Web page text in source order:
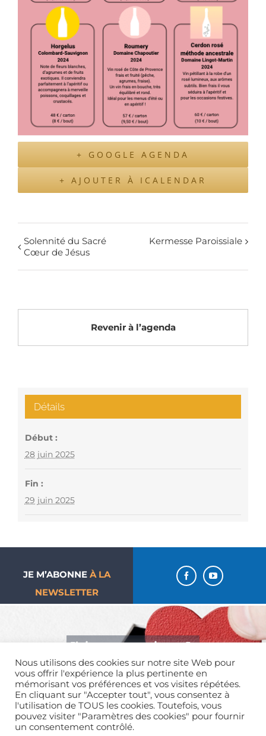
+ GOOGLE AGENDA
+ AJOUTER À ICALENDAR
Solennité du Sacré
Cœur de Jésus
Kermesse Paroissiale
Revenir à l’agenda
Détails
Début :
28 juin 2025
Fin :
29 juin 2025
JE M’ABONNE À LA
NEWSLETTER
J’aime ma paroisse… Je
donne !
Mentions légales| Tous droits réservés | 01 39 65 01 82
Nous utilisons des cookies sur notre site Web pour
vous offrir l'expérience la plus pertinente en
mémorisant vos préférences et vos visites répétées.
En cliquant sur "Accepter tout", vous consentez à
l'utilisation de TOUS les cookies. Toutefois, vous
pouvez visiter "Paramètres des cookies" pour fournir
un consentement contrôlé.